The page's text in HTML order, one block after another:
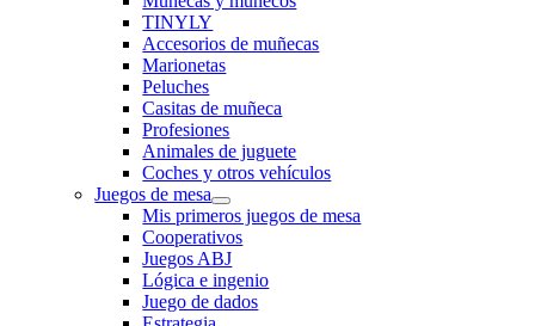
TINYLY
Accesorios de muñecas
Marionetas
Peluches
Casitas de muñeca
Profesiones
Animales de juguete
Coches y otros vehículos
Juegos de mesa
Mis primeros juegos de mesa
Cooperativos
Juegos ABJ
Lógica e ingenio
Juego de dados